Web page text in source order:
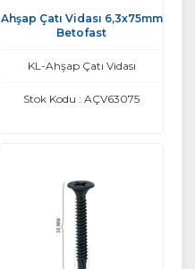
Ahşap Çatı Vidası 6,3x75mm
Betofast
KL-Ahşap Çatı Vidası
Stok Kodu : AÇV63075